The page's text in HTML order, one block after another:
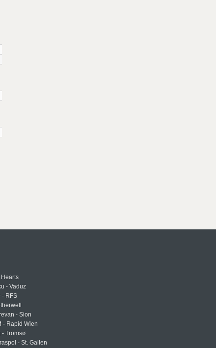
Hearts
- Vaduz
- RFS
- Sion
- Rapid Wien
- Tromsø
- St. Gallen